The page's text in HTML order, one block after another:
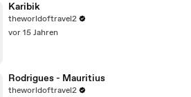
Karibik
theworldoftravel2
vor 15 Jahren
Rodrigues - Mauritius
theworldoftravel2